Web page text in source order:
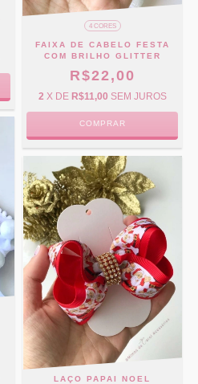
4 CORES
FAIXA DE CABELO FESTA
COM BRILHO GLITTER
R$22,00
2 X DE R$11,00 SEM JUROS
COMPRAR
LAÇO PAPAI NOEL